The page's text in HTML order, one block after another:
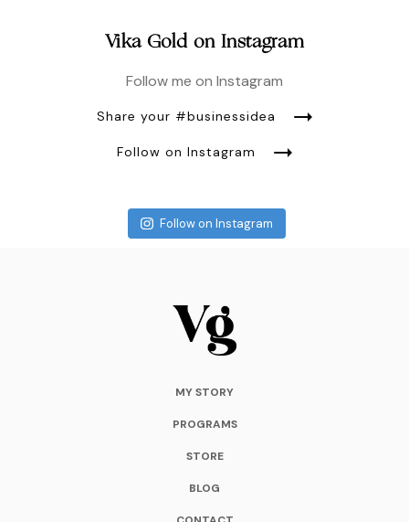
Vika Gold on Instagram
Follow me on Instagram
Share your #businessidea
Follow on Instagram
Follow on Instagram
MY STORY
PROGRAMS
STORE
BLOG